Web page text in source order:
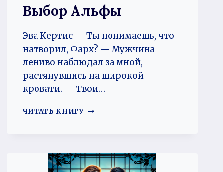
Выбор Альфы
Эва Кертис — Ты понимаешь, что
натворил, Фарх? — Мужчина
лениво наблюдал за мной,
растянувшись на широкой
кровати. — Твои…
ЧИТАТЬ КНИГУ ПРОКЛЯТЫЙ